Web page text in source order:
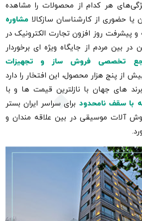
هر کدام از محصولات را مشاهده
یا حضوری از کارشناسان سازکالامشاوره
و پیشرفت روز افزون تجارت الکترونیک در
در بین مردم از جایگاه ویژه ای برخوردار
تخصصی فروش ساز و تجهیزات
از پنج هزار محصول، این افتخار را دارد
های جهان با نازلترین قیمت ها و با
برای سراسر ایران بستر
آلات موسیقی در بین علاقه مندان و